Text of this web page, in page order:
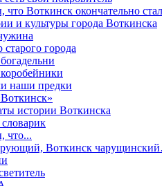
что Воткинск окончательно
и культуры города Воткинска
города
наши предки
истории Воткинска
что...
Воткинск